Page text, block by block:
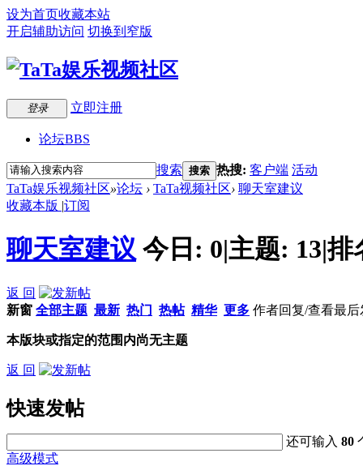
设为首页收藏本站
开启辅助访问 切换到窄版
登录 立即注册
论坛BBS
搜索 搜索 热搜: 客户端 活动
TaTa娱乐视频社区»论坛 › TaTa视频社区› 聊天室建议
收藏本版 |订阅
聊天室建议 今日: 0|主题: 13|排
返 回
新窗 全部主题 最新 热门 热帖 精华 更多 作者回复/查看最后
本版块或指定的范围内尚无主题
返 回
快速发帖
还可输入80
高级模式